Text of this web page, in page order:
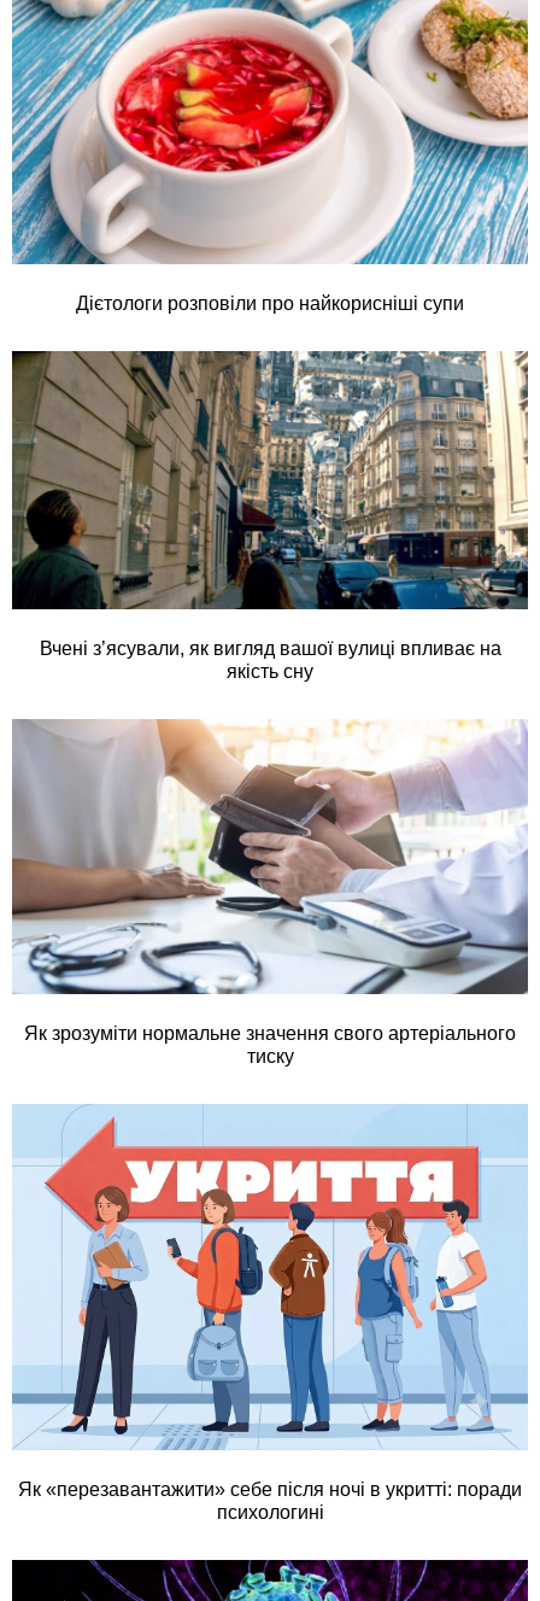
Дієтологи розповіли про найкорисніші супи
Вчені з’ясували, як вигляд вашої вулиці впливає на
якість сну
Як зрозуміти нормальне значення свого артеріального
тиску
Як «перезавантажити» себе після ночі в укритті: поради
психологині